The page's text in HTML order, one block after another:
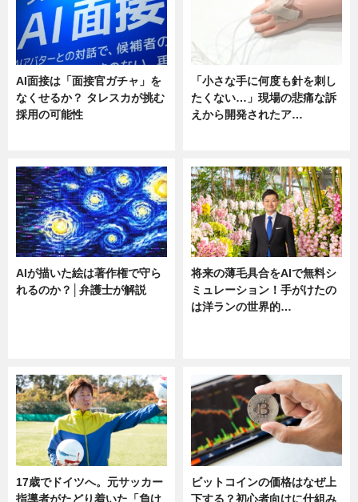
AI面接は「面接官ガチャ」を
なくせるか？ タレスカが挑む
採用の可能性
「小さな手に何度も針を刺し
たくない…」現場の悲痛な訴
えから開発されたア…
AIが描いた絵は著作権で守ら
れるのか？│弁護士が解説
将来の薄毛具合をAIで無料シ
ミュレーション！手がけたの
は洋ランの世界的…
17歳でドイツへ。元サッカー
指導者がたどり着いた「負け
ビットコインの価格はなぜ上
下する？初心者向けに仕組み